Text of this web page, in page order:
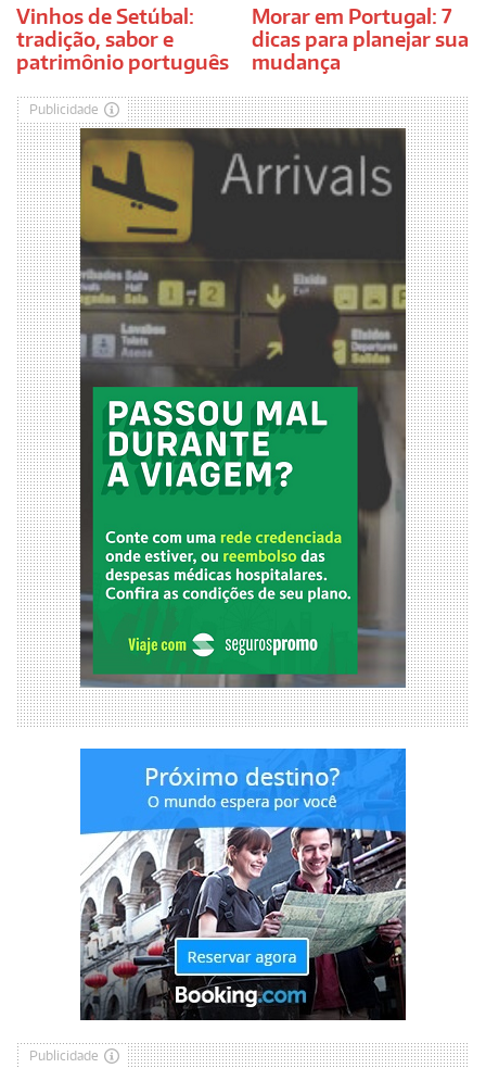
Vinhos de Setúbal:
tradição, sabor e
patrimônio português
Morar em Portugal: 7
dicas para planejar sua
mudança
Publicidade
Publicidade